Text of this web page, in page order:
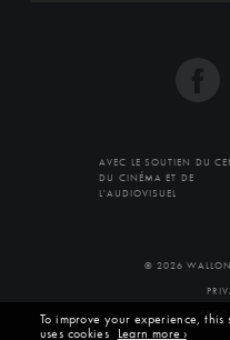
AVEC LE SOUTIEN DU
DU CINÉMA ET DE
L'AUDIOVISUEL
© 2026
To improve your experience, this
uses cookies Learn more ›